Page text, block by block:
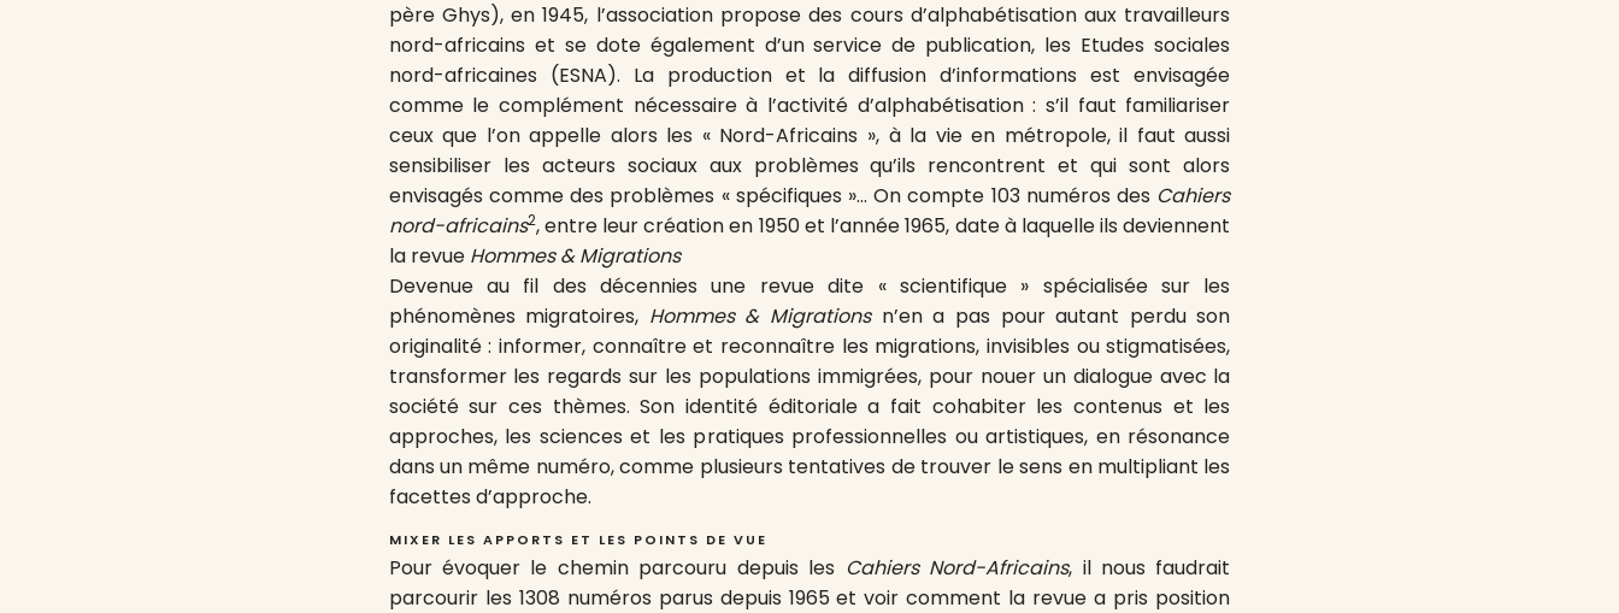
père Ghys), en 1945, l’association propose des cours d’alphabétisation aux travailleurs
nord-africains et se dote également d’un service de publication, les Etudes sociales
nord-africaines (ESNA). La production et la diffusion d’informations est envisagée
comme le complément nécessaire à l’activité d’alphabétisation : s’il faut familiariser
ceux que l’on appelle alors les « Nord-Africains », à la vie en métropole, il faut aussi
sensibiliser les acteurs sociaux aux problèmes qu’ils rencontrent et qui sont alors
envisagés comme des problèmes « spécifiques »… On compte 103 numéros des Cahiers
nord-africains2, entre leur création en 1950 et l’année 1965, date à laquelle ils deviennent
la revue Hommes & Migrations
Devenue au fil des décennies une revue dite « scientifique » spécialisée sur les
phénomènes migratoires, Hommes & Migrationsn’en a pas pour autant perdu son
originalité : informer, connaître et reconnaître les migrations, invisibles ou stigmatisées,
transformer les regards sur les populations immigrées, pour nouer un dialogue avec la
société sur ces thèmes. Son identité éditoriale a fait cohabiter les contenus et les
approches, les sciences et les pratiques professionnelles ou artistiques, en résonance
dans un même numéro, comme plusieurs tentatives de trouver le sens en multipliant les
facettes d’approche.
MIXER LES APPORTS ET LES POINTS DE VUE
Pour évoquer le chemin parcouru depuis les Cahiers Nord-Africains, il nous faudrait
parcourir les 1308 numéros parus depuis 1965 et voir comment la revue a pris position